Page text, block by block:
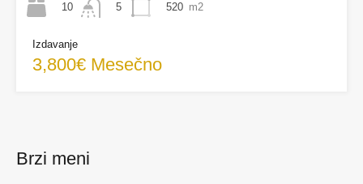
10
5
520 m2
Izdavanje
3,800€ Mesečno
Brzi meni